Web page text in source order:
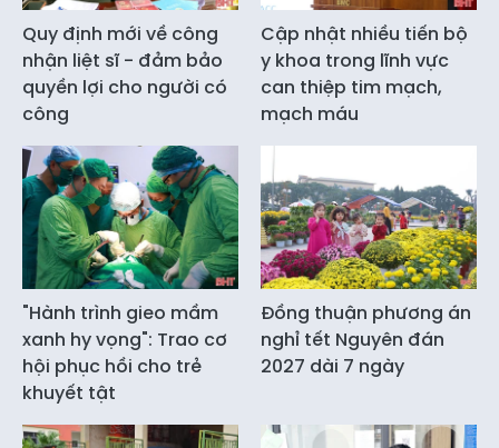
Quy định mới về công
nhận liệt sĩ - đảm bảo
quyền lợi cho người có
công
Cập nhật nhiều tiến bộ
y khoa trong lĩnh vực
can thiệp tim mạch,
mạch máu
"Hành trình gieo mầm
xanh hy vọng": Trao cơ
hội phục hồi cho trẻ
khuyết tật
Đồng thuận phương án
nghỉ tết Nguyên đán
2027 dài 7 ngày